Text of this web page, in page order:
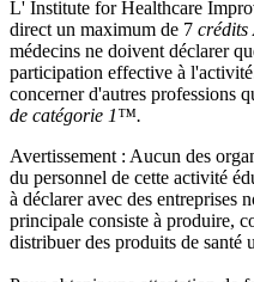
L' Institute for Healthcare
direct un maximum de 7
médecins ne doivent déclarer
participation effective à
concerner d'autres professions
de catégorie 1™.
Avertissement : Aucun des
du personnel de cette activité
à déclarer avec des entreprises
principale consiste à produire,
distribuer des produits de santé